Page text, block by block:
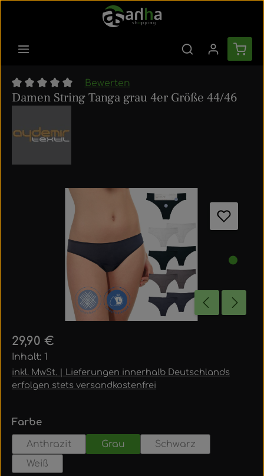
Zum Hauptinhalt springen
Durchschnittliche Bewertung von 0 von 5 Sternen
Bewerten
Damen String Tanga grau 4er Größe 44/46
Bildergalerie überspringen
Regulärer Preis:
29,90 €
Inhalt: 1
inkl. MwSt. | Lieferungen innerhalb Deutschlands
erfolgen stets versandkostenfrei
Farbeauswählen
Anthrazit Grau
Schwarz
Weiß